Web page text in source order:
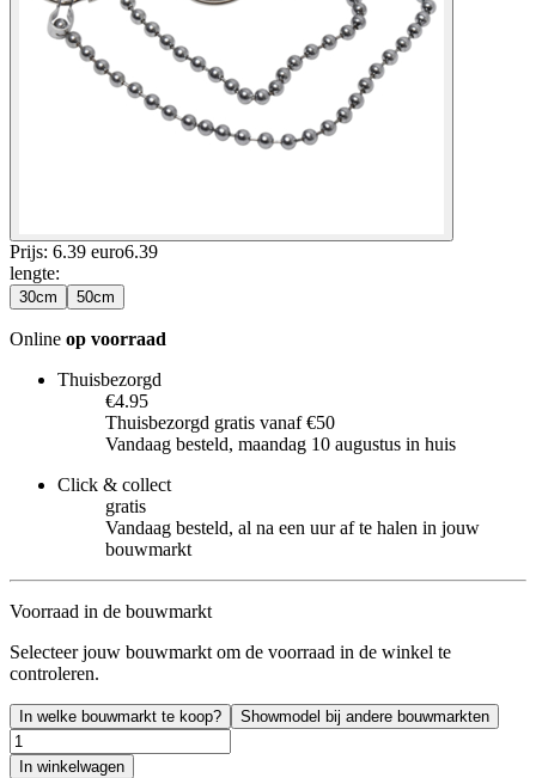
Prijs: 6.39 euro6.39
lengte:
30cm 50cm
Online op voorraad
Thuisbezorgd
€4.95
Thuisbezorgd gratis vanaf €50
Vandaag besteld, maandag 10 augustus in huis
Click & collect
gratis
Vandaag besteld, al na een uur af te halen in jouw
bouwmarkt
Voorraad in de bouwmarkt
Selecteer jouw bouwmarkt om de voorraad in de winkel te
controleren.
In welke bouwmarkt te koop? Showmodel bij andere bouwmarkten
In winkelwagen